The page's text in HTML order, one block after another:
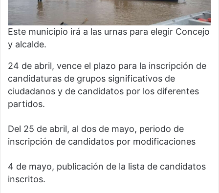
Este municipio irá a las urnas para elegir Concejo
y alcalde.
24 de abril, vence el plazo para la inscripción de
candidaturas de grupos significativos de
ciudadanos y de candidatos por los diferentes
partidos.
Del 25 de abril, al dos de mayo, periodo de
inscripción de candidatos por modificaciones
4 de mayo, publicación de la lista de candidatos
inscritos.